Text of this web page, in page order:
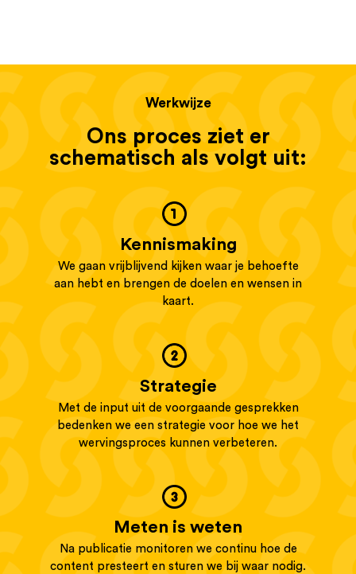
Werkwijze
Ons proces ziet er
schematisch als volgt uit:
Kennismaking
We gaan vrijblijvend kijken waar je behoefte
aan hebt en brengen de doelen en wensen in
kaart.
Strategie
Met de input uit de voorgaande gesprekken
bedenken we een strategie voor hoe we het
wervingsproces kunnen verbeteren.
Meten is weten
Na publicatie monitoren we continu hoe de
content presteert en sturen we bij waar nodig.